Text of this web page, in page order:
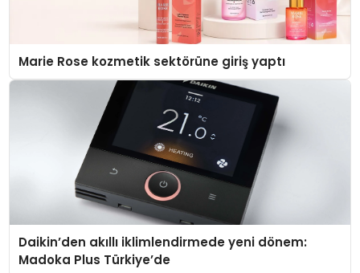
Marie Rose kozmetik sektörüne giriş yaptı
Daikin’den akıllı iklimlendirmede yeni dönem:
Madoka Plus Türkiye’de